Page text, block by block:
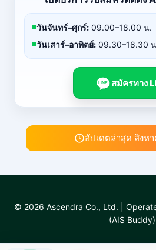
วันจันทร์–ศุกร์: 09.00–18.00 น.
วันเสาร์–อาทิตย์: 09.30–18.30
LINE สมัครทาง
อัปเดตล่าสุด สิงห
© 2026 Ascendra Co., Ltd. |
(AIS Buddy)